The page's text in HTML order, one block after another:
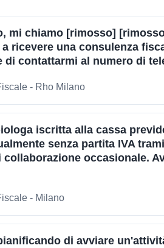
mi chiamo [rimosso]
ricevere una consulenza
di contattarmi al numero di
- Rho Milano
iscritta alla cassa
senza partita IVA
occasionale.
- Milano
di avviare